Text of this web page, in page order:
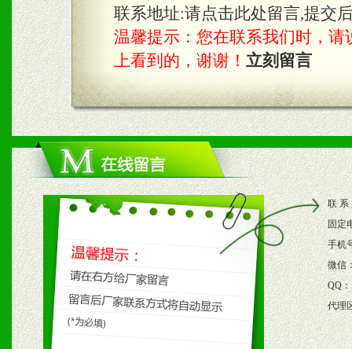
3、根据地方实际情况提供
具。
四、市场操作及支持
1、根据区域市场协助制定
2、根据具体情况公司给予
3、根据市场需要，派驻区
保产品顺利销售。
4、根据市场情况公司给予
购支持。
联系地址:请点击此处留言,提交
温馨提示：您在联系我们时，请
上看到的，谢谢！ 立刻留言
联 系
固定
手机
微信
QQ：
代理